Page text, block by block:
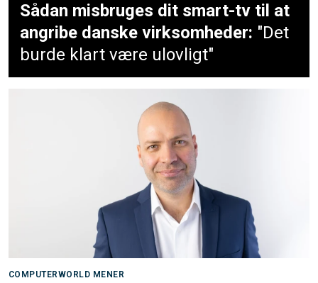
Sådan misbruges dit smart-tv til at
angribe danske virksomheder: "Det
burde klart være ulovligt"
COMPUTERWORLD MENER